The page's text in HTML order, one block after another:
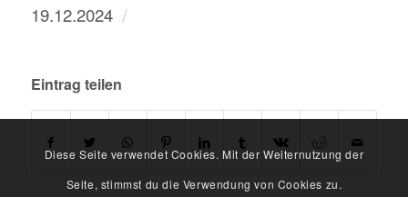
19.12.2024 /
Eintrag teilen
Diese Seite verwendet Cookies. Mit der Weiternutzung der
Seite, stimmst du die Verwendung von Cookies zu.